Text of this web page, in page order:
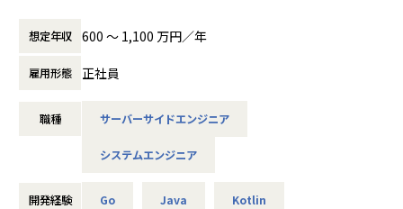
荷主と運送会社・ドライバーのマッチングプラットフォーム
すでに多くのお客様にご利用いただいています。
物流業界のより広い範囲にアプローチしていくなかで、お客
様のニーズの多様化も進んでおり、
それらに適切に対応しながら、さらなる成長を目指していく
経験だけでは解決することが難しい課題に直面した場合で
も、目的達成のためにチームで協働し解決していくことがで
きる
<選考に進まれる方はご確認ください>
をまとめています
ineer-entrancebook
【業務の変更の範囲】
し、柔軟な働き方を推奨しています。
NTO ONE 中古車 』のWebサイトの開発、運用を中心に、そ
の他サービスの開発、運用も行っています。
業務内容
である同社にて、自社サービスである、クルマのサブスクリ
テンツの開発・運用業務を担っていただきます。
チームが開発を担当するコンテンツはクルマやサービスの魅
想定年収 600 〜 1,100 万円／年
雇用形態 正社員
職種 サーバーサイドエンジニア
システムエンジニア
開発経験 Go Java Kotlin